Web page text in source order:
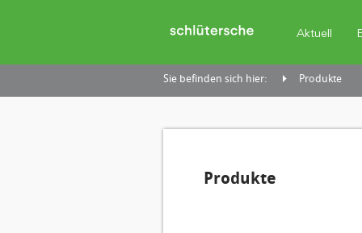
Aktuell
Sie befinden sich hier: Produkte
Produkte